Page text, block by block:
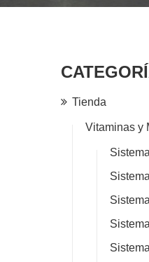
Tienda
Vitaminas y